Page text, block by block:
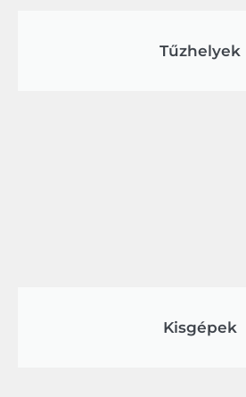
Tűzhelyek
Kisgépek